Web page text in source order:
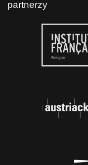
partnerzy